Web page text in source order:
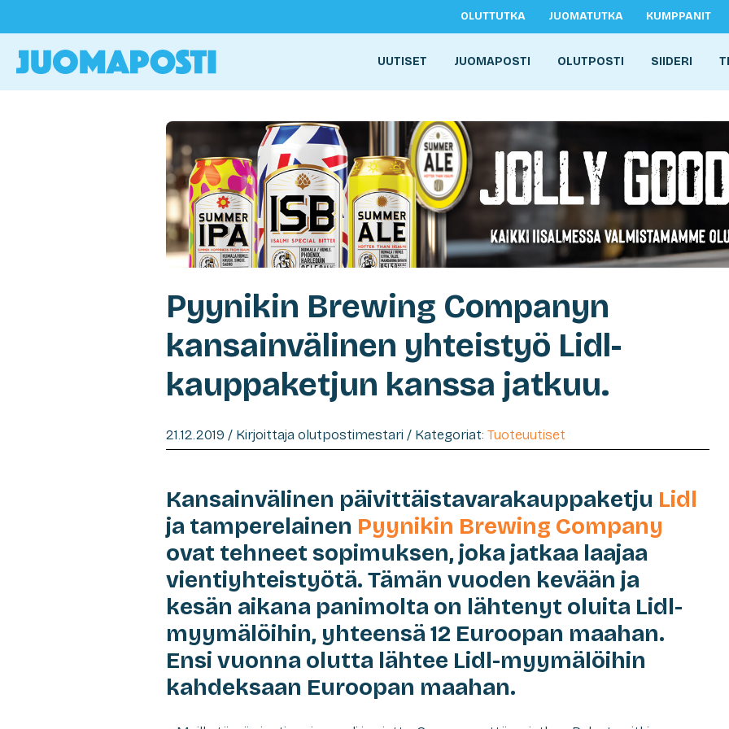
OLUTTUTKA JUOMATUTKA KUMPPANIT
UUTISET JUOMAPOSTI OLUTPOSTI SIIDERI
Pyynikin Brewing Companyn
kansainvälinen yhteistyö Lidl-
kauppaketjun kanssa jatkuu.
21.12.2019 / Kirjoittaja olutpostimestari / Kategoriat: Tuoteuutiset
Kansainvälinen päivittäistavarakauppaketju Lidl
ja tamperelainen Pyynikin Brewing Company
ovat tehneet sopimuksen, joka jatkaa laajaa
vientiyhteistyötä. Tämän vuoden kevään ja
kesän aikana panimolta on lähtenyt oluita Lidl-
myymälöihin, yhteensä 12 Euroopan maahan.
Ensi vuonna olutta lähtee Lidl-myymälöihin
kahdeksaan Euroopan maahan.